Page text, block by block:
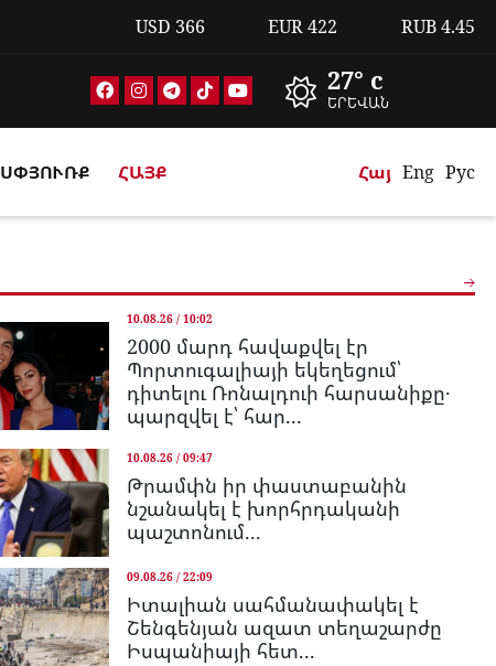
USD 366 EUR422 RUB4.45
27° c
ԵՐԵՎԱՆ
ՍՓՅՈՒՌՔ ՀԱՅՔ Հայ Eng Рус
10.08.26 / 10:02
2000 մարդ հավաքվել էր
Պորտուգալիայի եկեղեցում՝
դիտելու Ռոնալդուի հարսանիքը․
պարզվել է՝ հար...
10.08.26 / 09:47
Թրամփն իր փաստաբանին
նշանակել է խորհրդականի
պաշտոնում...
09.08.26 / 22:09
Իտալիան սահմանափակել է
Շենգենյան ազատ տեղաշարժը
Իսպանիայի հետ...